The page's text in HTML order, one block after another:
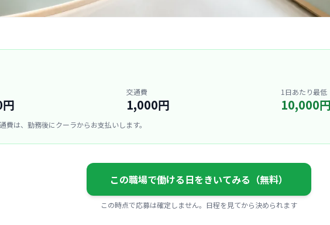
交通費
1,000円
1日あたり最低
10,000円
費は、勤務後にクーラからお支払いします。
この職場で働ける日をきいてみる（無料）
この時点で応募は確定しません。日程を見てから決められます